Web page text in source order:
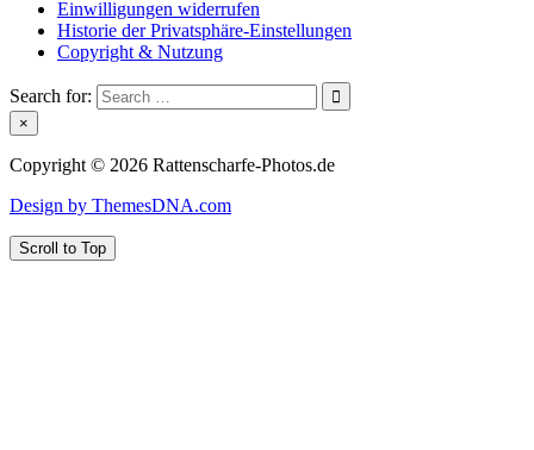
Einwilligungen widerrufen
Historie der Privatsphäre-Einstellungen
Copyright & Nutzung
Search for:
×
Copyright © 2026 Rattenscharfe-Photos.de
Design by ThemesDNA.com
Scroll to Top